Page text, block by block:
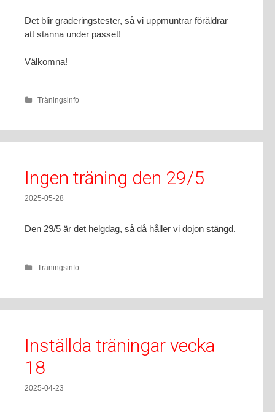
Det blir graderingstester, så vi uppmuntrar föräldrar
att stanna under passet!
Välkomna!
Träningsinfo
Ingen träning den 29/5
2025-05-28
Den 29/5 är det helgdag, så då håller vi dojon stängd.
Träningsinfo
Inställda träningar vecka
18
2025-04-23